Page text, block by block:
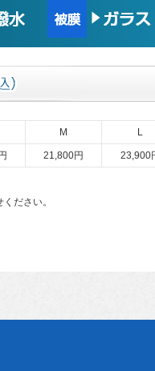
M L
21,800円 23,900
ださい。